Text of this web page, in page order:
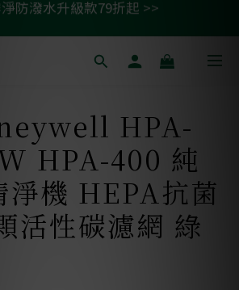
車濾網買一送一 >>
濾網任二件 贈除臭活性碳包 >>
汽車濾網買一送一 >>
HPA-
HPA-400 純
淨機 HEPA抗菌
活性碳濾網 綠